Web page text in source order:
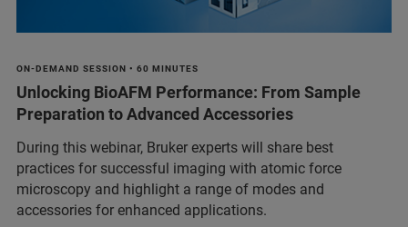
ON-DEMAND SESSION • 60 MINUTES
Unlocking BioAFM Performance: From Sample
Preparation to Advanced Accessories
During this webinar, Bruker experts will share best
practices for successful imaging with atomic force
microscopy and highlight a range of modes and
accessories for enhanced applications.